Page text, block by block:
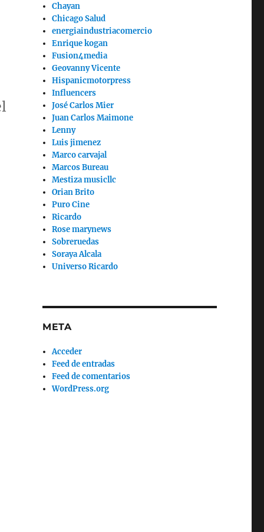
Chayan
Chicago Salud
energiaindustriacomercio
Enrique kogan
Fusion4media
Geovanny Vicente
Hispanicmotorpress
Influencers
José Carlos Mier
Juan Carlos Maimone
Lenny
Luis jimenez
Marco carvajal
Marcos Bureau
Mestiza musicllc
Orian Brito
Puro Cine
Ricardo
Rose marynews
Sobreruedas
Soraya Alcala
Universo Ricardo
META
Acceder
Feed de entradas
Feed de comentarios
WordPress.org